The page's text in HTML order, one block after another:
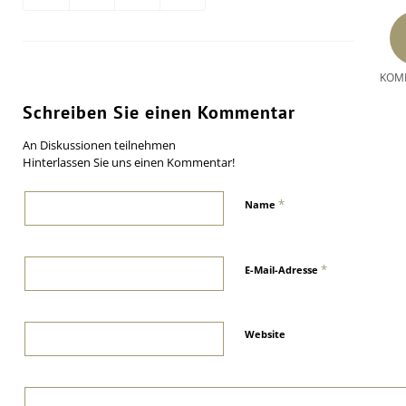
Schreiben Sie einen Kommentar
An Diskussionen teilnehmen
Hinterlassen Sie uns einen Kommentar!
Name *
E-Mail-Adresse *
Website